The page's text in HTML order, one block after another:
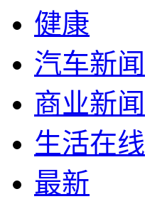
健康
汽车新闻
商业新闻
生活在线
最新